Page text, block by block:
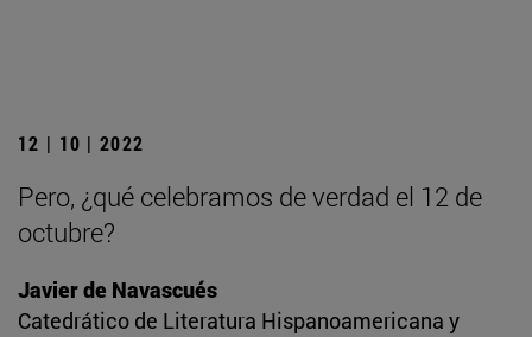
12 | 10 | 2022
Pero, ¿qué celebramos de verdad el 12 de
octubre?
Javier de Navascués
Catedrático de Literatura Hispanoamericana y